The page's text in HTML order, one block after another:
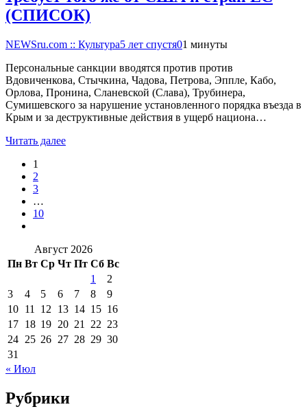
(СПИСОК)
NEWSru.com :: Культура5 лет спустя01 минуты
Персональные санкции вводятся против против
Вдовиченкова, Стычкина, Чадова, Петрова, Эппле, Кабо,
Орлова, Пронина, Сланевской (Слава), Трубинера,
Сумишевского за нарушение установленного порядка въезда в
Крым и за деструктивные действия в ущерб национа…
Читать далее
1
2
3
…
10
Август 2026
Пн Вт Ср Чт Пт Сб Вс
1
2
3
4 5 6 7 8
9
10 11 12 13 14 15 16
17 18 19 20 21 22 23
24 25 26 27 28 29 30
31
« Июл
Рубрики